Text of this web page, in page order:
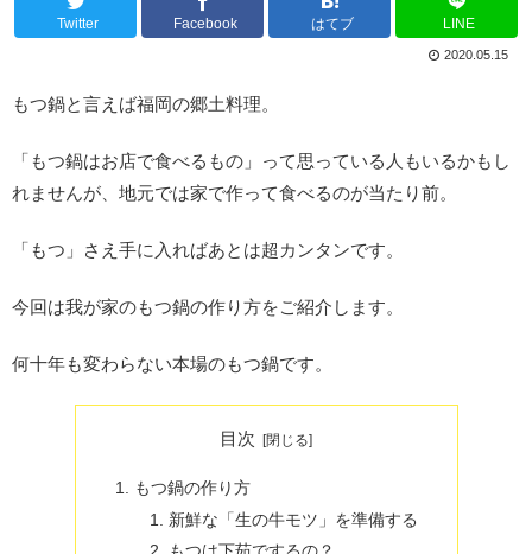
Twitter Facebook はてブ LINE
2020.05.15
もつ鍋と言えば福岡の郷土料理。
「もつ鍋はお店で食べるもの」って思っている人もいるかもし
れませんが、地元では家で作って食べるのが当たり前。
「もつ」さえ手に入ればあとは超カンタンです。
今回は我が家のもつ鍋の作り方をご紹介します。
何十年も変わらない本場のもつ鍋です。
目次
もつ鍋の作り方
新鮮な「生の牛モツ」を準備する